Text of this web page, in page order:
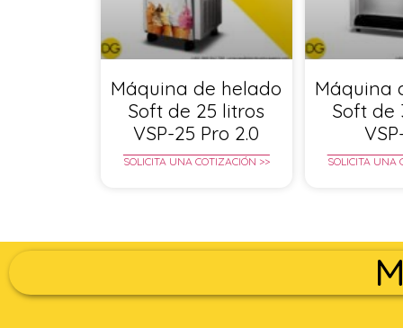
Máquina de helado
Soft de 25 litros
VSP-25 Pro 2.0
SOLICITA UNA COTIZACIÓN >>
Máquina
Soft de
SOLICITA UNA